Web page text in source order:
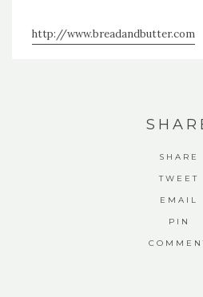
http://www.breadandbutter.com
SHARE
TWEET
EMAIL
PIN